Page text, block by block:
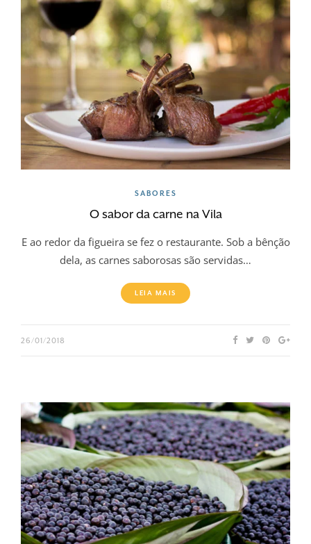
SABORES
O sabor da carne na Vila
E ao redor da figueira se fez o restaurante. Sob a bênção
dela, as carnes saborosas são servidas…
LEIA MAIS
26/01/2018